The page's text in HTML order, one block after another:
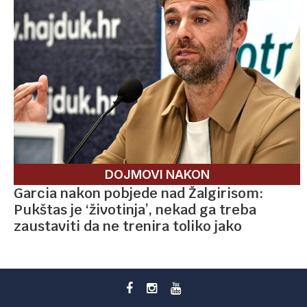
DOJMOVI NAKON
Garcia nakon pobjede nad Žalgirisom:
Pukštas je ‘životinja’, nekad ga treba
zaustaviti da ne trenira toliko jako